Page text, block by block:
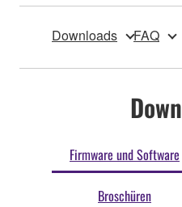
Downloads FAQ
Firmware und Software
Broschüren